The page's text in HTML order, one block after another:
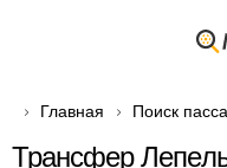
Главная Поиск
Трансфер